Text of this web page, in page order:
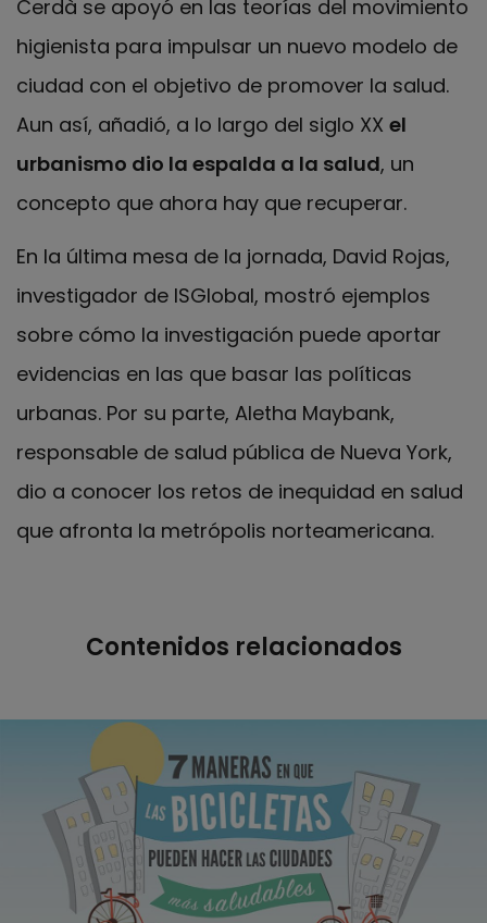
Cerdà se apoyó en las teorías del movimiento
higienista para impulsar un nuevo modelo de
ciudad con el objetivo de promover la salud.
Aun así, añadió, a lo largo del siglo XX el
urbanismo dio la espalda a la salud, un
concepto que ahora hay que recuperar.
En la última mesa de la jornada, David Rojas,
investigador de ISGlobal, mostró ejemplos
sobre cómo la investigación puede aportar
evidencias en las que basar las políticas
urbanas. Por su parte, Aletha Maybank,
responsable de salud pública de Nueva York,
dio a conocer los retos de inequidad en salud
que afronta la metrópolis norteamericana.
Contenidos relacionados